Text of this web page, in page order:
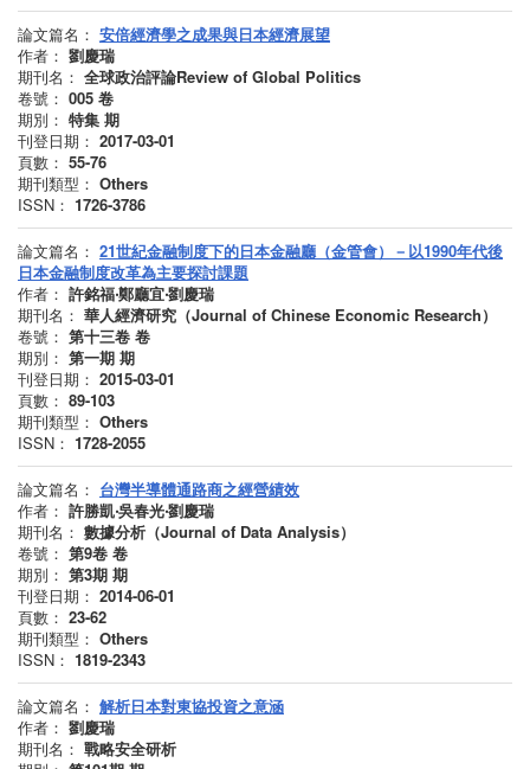
論文篇名： 安倍經濟學之成果與日本經濟展望
作者： 劉慶瑞
期刊名： 全球政治評論Review of Global Politics
卷號： 005 卷
期別： 特集 期
刊登日期： 2017-03-01
頁數： 55-76
期刊類型： Others
ISSN： 1726-3786
論文篇名： 21世紀金融制度下的日本金融廳（金管會）－以1990年代後
日本金融制度改革為主要探討課題
作者： 許銘福‧鄭廳宜‧劉慶瑞
期刊名： 華人經濟研究（Journal of Chinese Economic Research）
卷號： 第十三卷 卷
期別： 第一期 期
刊登日期： 2015-03-01
頁數： 89-103
期刊類型： Others
ISSN： 1728-2055
論文篇名： 台灣半導體通路商之經營績效
作者： 許勝凱‧吳春光‧劉慶瑞
期刊名： 數據分析（Journal of Data Analysis）
卷號： 第9卷 卷
期別： 第3期 期
刊登日期： 2014-06-01
頁數： 23-62
期刊類型： Others
ISSN： 1819-2343
論文篇名： 解析日本對東協投資之意涵
作者： 劉慶瑞
期刊名： 戰略安全研析